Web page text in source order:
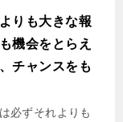
りも大きな報
機会をとらえ
チャンスをも
必ずそれよりも